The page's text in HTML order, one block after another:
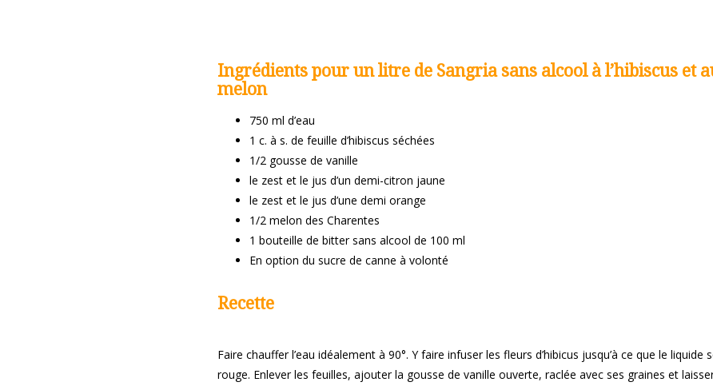
Ingrédients pour un litre de Sangria sans alcool à l’hibiscus et
melon
750 ml d’eau
1 c. à s. de feuille d’hibiscus séchées
1/2 gousse de vanille
le zest et le jus d’un demi-citron jaune
le zest et le jus d’une demi orange
1/2 melon des Charentes
1 bouteille de bitter sans alcool de 100 ml
En option du sucre de canne à volonté
Recette
Faire chauffer l’eau idéalement à 90°. Y faire infuser les fleurs d’hibicus jusqu’à ce que le liquide
rouge. Enlever les feuilles, ajouter la gousse de vanille ouverte, raclée avec ses graines et